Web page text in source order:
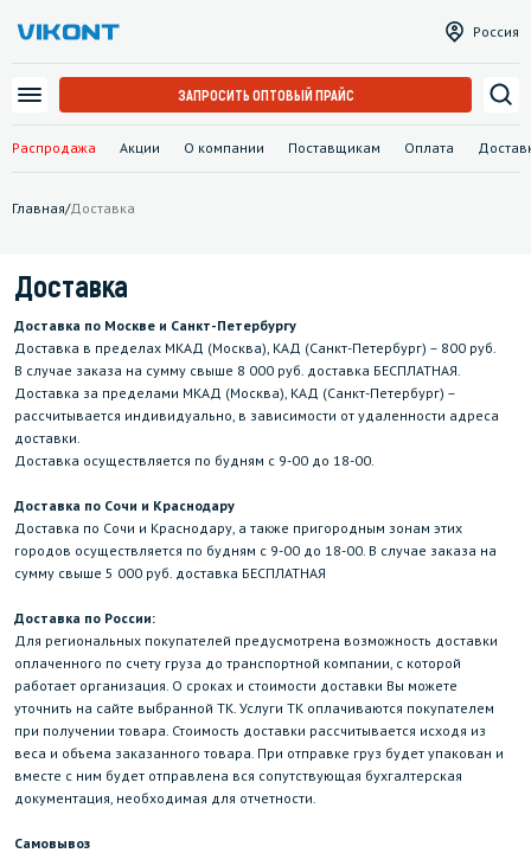
Распродажа Акции О компании Поставщикам Оплата
Россия
ЗАПРОСИТЬ ОПТОВЫЙ ПРАЙС
Главная/Доставка
Доставка
Доставка по Москве и Санкт-Петербургу
Доставка в пределах МКАД (Москва), КАД (Санкт-Петербург) – 800 руб.
В случае заказа на сумму свыше 8 000 руб. доставка БЕСПЛАТНАЯ.
Доставка за пределами МКАД (Москва), КАД (Санкт-Петербург) –
рассчитывается индивидуально, в зависимости от удаленности адреса
доставки.
Доставка осуществляется по будням с 9-00 до 18-00.
Доставка по Сочи и Краснодару
Доставка по Сочи и Краснодару, а также пригородным зонам этих
городов осуществляется по будням с 9-00 до 18-00. В случае заказа на
сумму свыше 5 000 руб. доставка БЕСПЛАТНАЯ
Доставка по России:
Для региональных покупателей предусмотрена возможность доставки
оплаченного по счету груза до транспортной компании, с которой
работает организация. О сроках и стоимости доставки Вы можете
уточнить на сайте выбранной ТК. Услуги ТК оплачиваются покупателем
при получении товара. Стоимость доставки рассчитывается исходя из
веса и объема заказанного товара. При отправке груз будет упакован и
вместе с ним будет отправлена вся сопутствующая бухгалтерская
документация, необходимая для отчетности.
Самовывоз